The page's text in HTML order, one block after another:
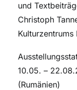
und
Christoph
Kulturzentrums
10.05. –
(Rumänien)